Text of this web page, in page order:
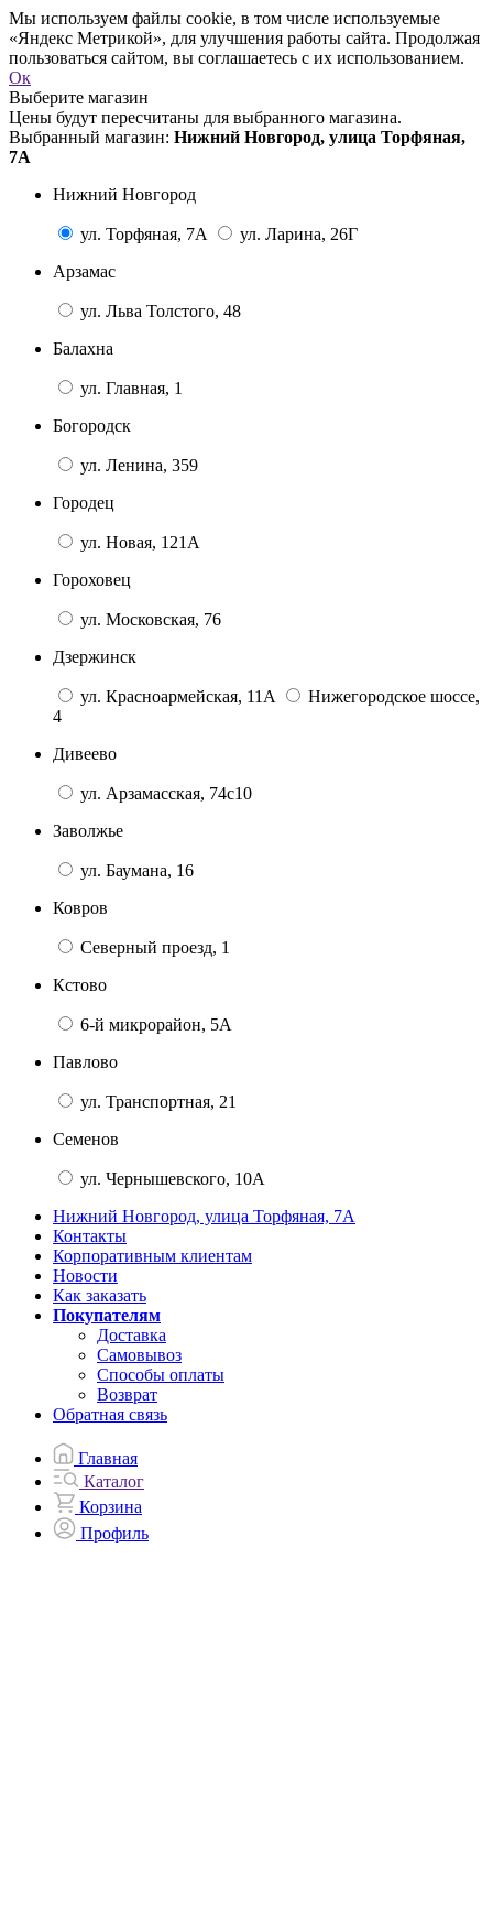
Мы используем файлы cookie, в том числе используемые
«Яндекс Метрикой», для улучшения работы сайта. Продолжая
пользоваться сайтом, вы соглашаетесь с их использованием.
Ок
Выберите магазин
Цены будут пересчитаны для выбранного магазина.
Выбранный магазин: Нижний Новгород, улица Торфяная,
7А
Нижний Новгород
ул. Торфяная, 7А
ул. Ларина, 26Г
Арзамас
ул. Льва Толстого, 48
Балахна
ул. Главная, 1
Богородск
ул. Ленина, 359
Городец
ул. Новая, 121А
Гороховец
ул. Московская, 76
Дзержинск
ул. Красноармейская, 11А
Нижегородское шоссе,
4
Дивеево
ул. Арзамасская, 74с10
Заволжье
ул. Баумана, 16
Ковров
Северный проезд, 1
Кстово
6-й микрорайон, 5А
Павлово
ул. Транспортная, 21
Семенов
ул. Чернышевского, 10А
Нижний Новгород, улица Торфяная, 7А
Контакты
Корпоративным клиентам
Новости
Как заказать
Покупателям
Доставка
Самовывоз
Способы оплаты
Возврат
Обратная связь
Главная
Каталог
Корзина
Профиль